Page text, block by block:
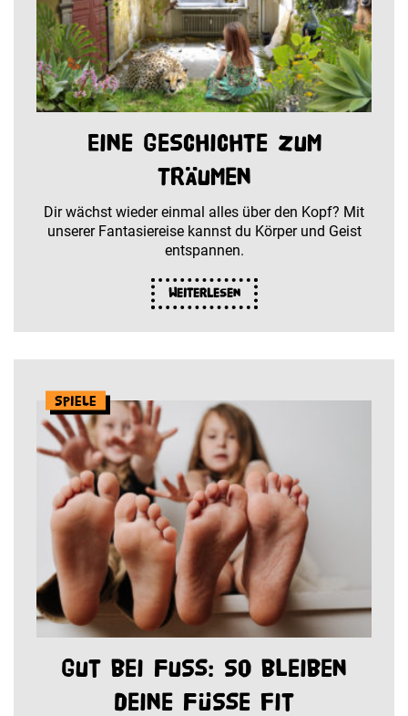
Eine Geschichte zum
Träumen
Dir wächst wieder einmal alles über den Kopf? Mit
unserer Fantasiereise kannst du Körper und Geist
entspannen.
Weiterlesen
Spiele
Gut bei Fuß: So bleiben
deine Füße fit